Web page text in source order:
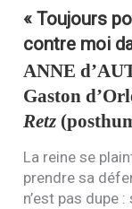
« Toujours
contre moi
ANNE d’
Gaston
Retz
La reine se
prendre sa
n’est pas dupe